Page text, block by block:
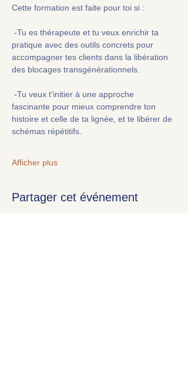
Cette formation est faite pour toi si :
pratique avec des outils concrets pour
accompagner tes clients dans la libération
des blocages transgénérationnels.
fascinante pour mieux comprendre ton
histoire et celle de ta lignée, et te libérer de
schémas répétitifs.
Afficher plus
Partager cet événement